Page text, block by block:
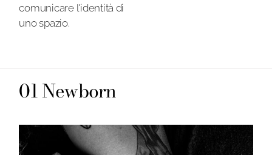
comunicare l'identità di
uno spazio.
Newborn